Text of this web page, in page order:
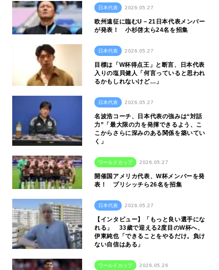
日本代表 2026.05.27
欧州遠征に臨むU－21日本代表メンバー
が発表！ ⼩杉啓太ら24名を招集
日本代表 2026.05.27
目標は「W杯得点王」と断言、日本代表
入りの塩貝健人「何言っていると思われ
るかもしれないけど…」
日本代表 2026.05.27
名波浩コーチ、日本代表の強みは“対話
力”「最大限の力を発揮できるよう、こ
こからさらに深みのある関係を築いてい
く」
ワールドカップ 2026.05.27
開催国アメリカ代表、W杯メンバーを発
表！ プリシッチら26名を招集
日本代表 2026.05.27
【インタビュー】「もっと良い選手にな
れる」 33歳で迎える2度目のW杯へ、
伊東純也「できることをやるだけ。負け
ない自信はある」
ワールドカップ 2026.05.26